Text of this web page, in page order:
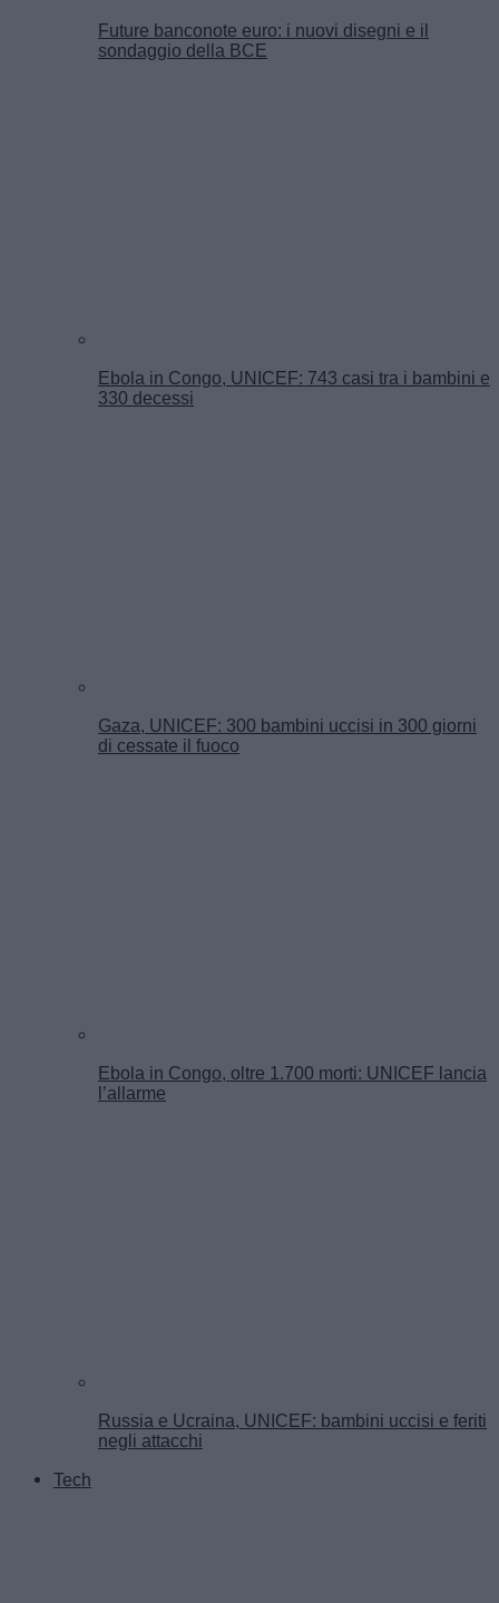
Future banconote euro: i nuovi disegni e il
sondaggio della BCE
Ebola in Congo, UNICEF: 743 casi tra i bambini e
330 decessi
Gaza, UNICEF: 300 bambini uccisi in 300 giorni
di cessate il fuoco
Ebola in Congo, oltre 1.700 morti: UNICEF lancia
l’allarme
Russia e Ucraina, UNICEF: bambini uccisi e feriti
negli attacchi
Tech